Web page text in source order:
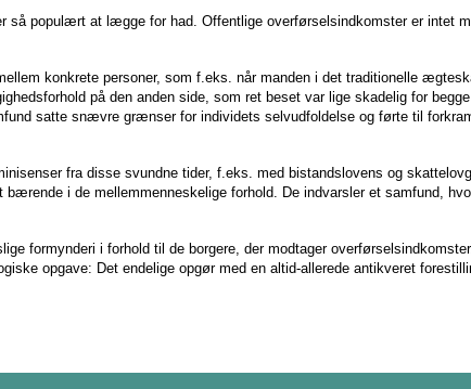
populært at lægge for had. Offentlige overførselsindkomster er intet
konkrete personer, som f.eks. når manden i det traditionelle
på den anden side, som ret beset var lige skadelig for
satte snævre grænser for individets selvudfoldelse og førte til
fra disse svundne tider, f.eks. med bistandslovens og
i de mellemmenneskelige forhold. De indvarsler et samfund,
formynderi i forhold til de borgere, der modtager
opgave: Det endelige opgør med en altid-allerede antikveret